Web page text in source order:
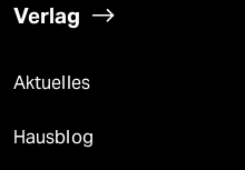
Verlag
Aktuelles
Hausblog